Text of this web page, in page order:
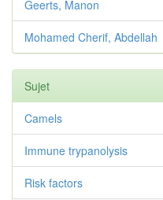
Geerts, Manon
Mohamed Cherif, Abdellah
Sujet
Camels
Immune trypanolysis
Risk factors